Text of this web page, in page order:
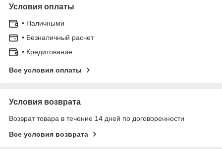
Условия оплаты
• Наличными
• Безналичный расчет
• Кредитование
Все условия оплаты
Условия возврата
Возврат товара в течение 14 дней по договоренности
Все условия возврата